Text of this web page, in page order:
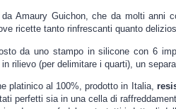
Amaury Guichon, che da molti anni
ricette tanto rinfrescanti quanto
da uno stampo in silicone con 6
rilievo (per delimitare i quarti), un
platinico al 100%, prodotto in Italia,
perfetti sia in una cella di